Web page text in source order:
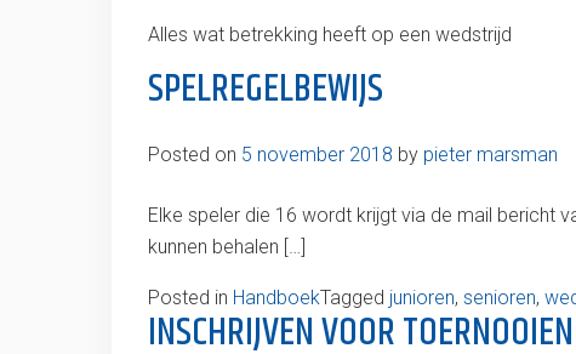
Alles wat betrekking heeft op een wedstrijd
SPELREGELBEWIJS
Posted on 5 november 2018 by pieter marsman
Elke speler die 16 wordt krijgt via de mail bericht
kunnen behalen […]
Posted in HandboekTagged junioren, senioren,
INSCHRIJVEN VOOR TOERNOOIEN